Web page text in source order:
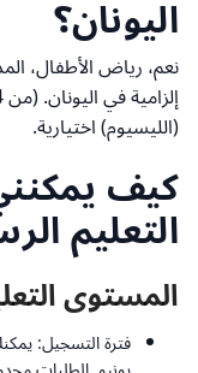
اليونان؟
نعم، رياض الأطفال،
(الليسيوم) اختيارية.
كيف
التعليم
المستوى
فترة التسجيل: